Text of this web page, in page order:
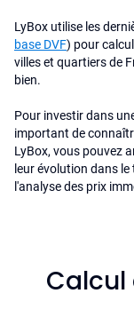
LyBox utilise les
base DVF) pour
villes et quartiers de
bien.
Pour investir dans
important de
LyBox, vous pouvez
leur évolution dans
l'analyse des prix